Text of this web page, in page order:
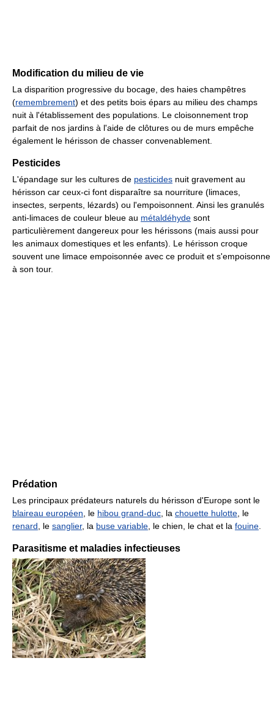
Modification du milieu de vie
La disparition progressive du bocage, des haies champêtres
(remembrement) et des petits bois épars au milieu des champs
nuit à l'établissement des populations. Le cloisonnement trop
parfait de nos jardins à l'aide de clôtures ou de murs empêche
également le hérisson de chasser convenablement.
Pesticides
L'épandage sur les cultures de pesticides nuit gravement au
hérisson car ceux-ci font disparaître sa nourriture (limaces,
insectes, serpents, lézards) ou l'empoisonnent. Ainsi les granulés
anti-limaces de couleur bleue au métaldéhyde sont
particulièrement dangereux pour les hérissons (mais aussi pour
les animaux domestiques et les enfants). Le hérisson croque
souvent une limace empoisonnée avec ce produit et s'empoisonne
à son tour.
Prédation
Les principaux prédateurs naturels du hérisson d'Europe sont le
blaireau européen , le hibou grand-duc , la chouette hulotte , le
renard , le sanglier, la buse variable , le chien, le chat et la fouine
Parasitisme et maladies infectieuses